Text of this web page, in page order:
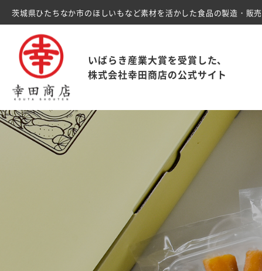
茨城県ひたちなか市のほしいもなど素材を活かした食品の製造・販売
いばらき産業大賞を受賞した、
株式会社幸田商店の公式サイト